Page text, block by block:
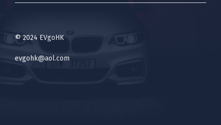
© 2024 EVgoHK
evgohk@aol.com